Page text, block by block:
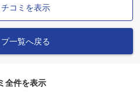
コミを表示
一覧へ戻る
全件を表示